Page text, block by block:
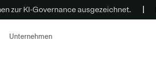
zur KI-Governance ausgezeichnet.
Unternehmen